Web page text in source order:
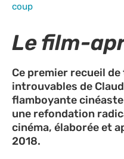
coup
Le film-
Ce premier recueil
introuvables de
flamboyante
une refondation
cinéma, élaborée et
2018.